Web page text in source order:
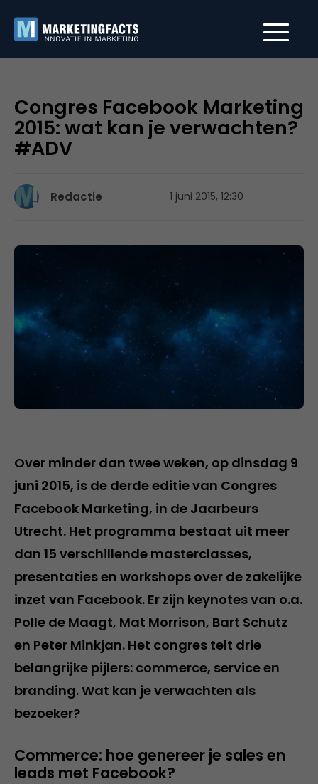
Congres Facebook Marketing
2015: wat kan je verwachten?
#ADV
Redactie 1 juni 2015, 12:30
Over minder dan twee weken, op dinsdag 9
juni 2015, is de derde editie van Congres
Facebook Marketing, in de Jaarbeurs
Utrecht. Het programma bestaat uit meer
dan 15 verschillende masterclasses,
presentaties en workshops over de zakelijke
inzet van Facebook. Er zijn keynotes van o.a.
Polle de Maagt, Mat Morrison, Bart Schutz
en Peter Minkjan. Het congres telt drie
belangrijke pijlers: commerce, service en
branding. Wat kan je verwachten als
bezoeker?
Commerce: hoe genereer je sales en
leads met Facebook?